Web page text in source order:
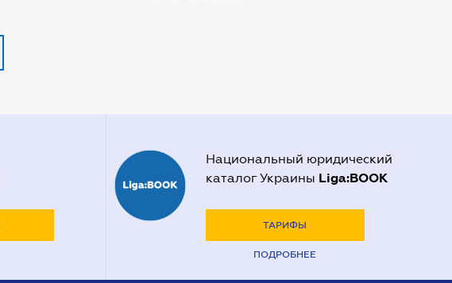
Национальный юридический
каталог Украины Liga:BOOK
ТАРИФЫ
ПОДРОБНЕЕ